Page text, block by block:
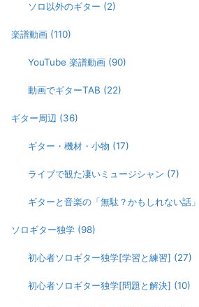
ソロ以外のギター (2)
楽譜動画 (110)
YouTube 楽譜動画 (90)
動画でギターTAB (22)
ギター周辺 (36)
ギター・機材・小物 (17)
ライブで観た凄いミュージシャン (7)
ギターと音楽の「無駄？かもしれない話」
ソロギター独学 (98)
初心者ソロギター独学[学習と練習] (27)
初心者ソロギター独学[問題と解決] (10)